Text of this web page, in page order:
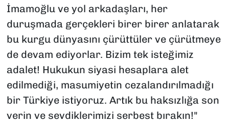
İmamoğlu ve yol arkadaşları, her
duruşmada gerçekleri birer birer anlatarak
bu kurgu dünyasını çürüttüler ve çürütmeye
de devam ediyorlar. Bizim tek isteğimiz
adalet! Hukukun siyasi hesaplara alet
edilmediği, masumiyetin cezalandırılmadığı
bir Türkiye istiyoruz. Artık bu haksızlığa son
verin ve sevdiklerimizi serbest bırakın!"